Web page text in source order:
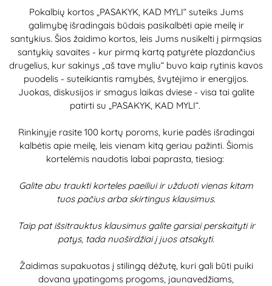
Pokalbių kortos „PASAKYK, KAD MYLI“ suteiks Jums
galimybę išradingais būdais pasikalbėti apie meilę ir
santykius. Šios žaidimo kortos, leis Jums nusikelti į pirmąsias
santykių savaites - kur pirmą kartą patyrėte plazdančius
drugelius, kur sakinys „aš tave myliu“ buvo kaip rytinis kavos
puodelis - suteikiantis ramybės, švytėjimo ir energijos.
Juokas, diskusijos ir smagus laikas dviese - visa tai galite
patirti su „PASAKYK, KAD MYLI“.
Rinkinyje rasite 100 kortų poroms, kurie padės išradingai
kalbėtis apie meilę, leis vienam kitą geriau pažinti. Šiomis
kortelėmis naudotis labai paprasta, tiesiog:
Galite abu traukti korteles paeiliui ir užduoti vienas kitam
tuos pačius arba skirtingus klausimus.
Taip pat išsitrauktus klausimus galite garsiai perskaityti ir
patys, tada nuoširdžiai į juos atsakyti.
Žaidimas supakuotas į stilingą dėžutę, kuri gali būti puiki
dovana ypatingoms progoms, jaunavedžiams,